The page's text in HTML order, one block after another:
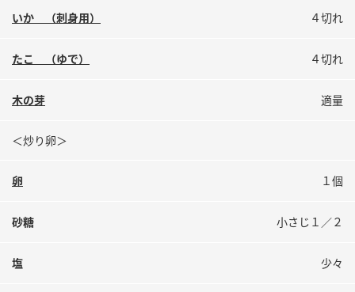
いか （刺身用） ４切れ
たこ （ゆで） ４切れ
木の芽 適量
＜炒り卵＞
卵 １個
砂糖 小さじ１／２
塩 少々